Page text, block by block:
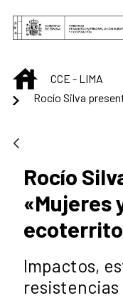
Saltar al contenido
INICIOCCE - LIMA
Rocío
«Mujeres
Impactos,
resistencias